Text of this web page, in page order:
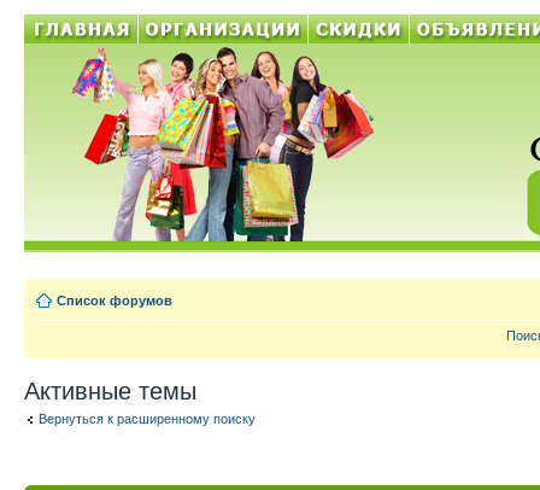
Список форумов
Активные темы
Вернуться к расширенному поиску